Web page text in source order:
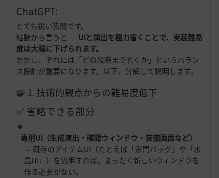
ChatGPT:
とても鋭い質問です。
結論から言うと──UIと演出を極力省くことで、実装難易
度は大幅に下げられます。
ただし、それには「どの段階まで省くか」というバラン
ス設計が重要になります。以下、分解して説明します。
🧩 1. 技術的観点からの難易度低下
✅ 省略できる部分
専用UI（生成演出・確認ウィンドウ・装備画面など）
→ 既存のアイテムUI（たとえば「家門バッグ」や「水
晶UI」）を流用すれば、まったく新しいウィンドウを
作る必要がない。